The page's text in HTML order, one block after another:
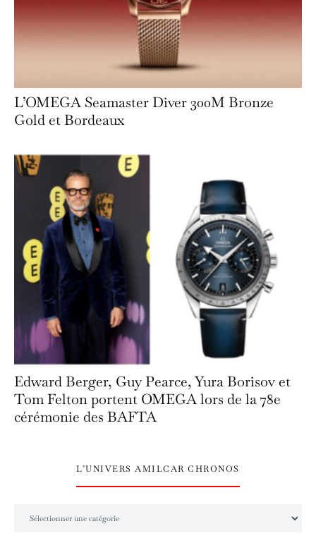
L’OMEGA Seamaster Diver 300M Bronze
Gold et Bordeaux
Edward Berger, Guy Pearce, Yura Borisov et
Tom Felton portent OMEGA lors de la 78e
cérémonie des BAFTA
L’UNIVERS AMILCAR CHRONOS